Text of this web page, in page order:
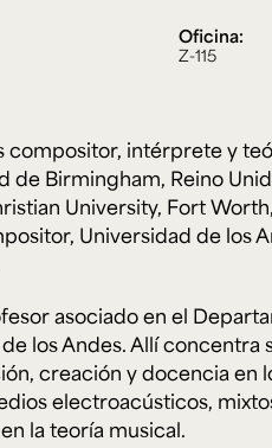
Posgrados
Ext. 4925
Oficina:
Z-115
compositor, intérprete y
de Birmingham, Reino
University, Fort Worth,
Universidad de los
asociado en el
los Andes. Allí concentra
creación y docencia en
electroacústicos,
la teoría musical.